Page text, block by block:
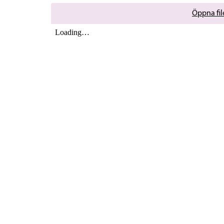
Öppna